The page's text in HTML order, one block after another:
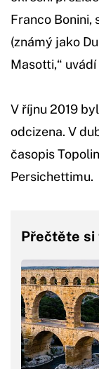
Franco Bonini,
(známý jako
Masotti,“
V říjnu 2019
odcizena. V
časopis
Persichettimu.
Přečtěte si